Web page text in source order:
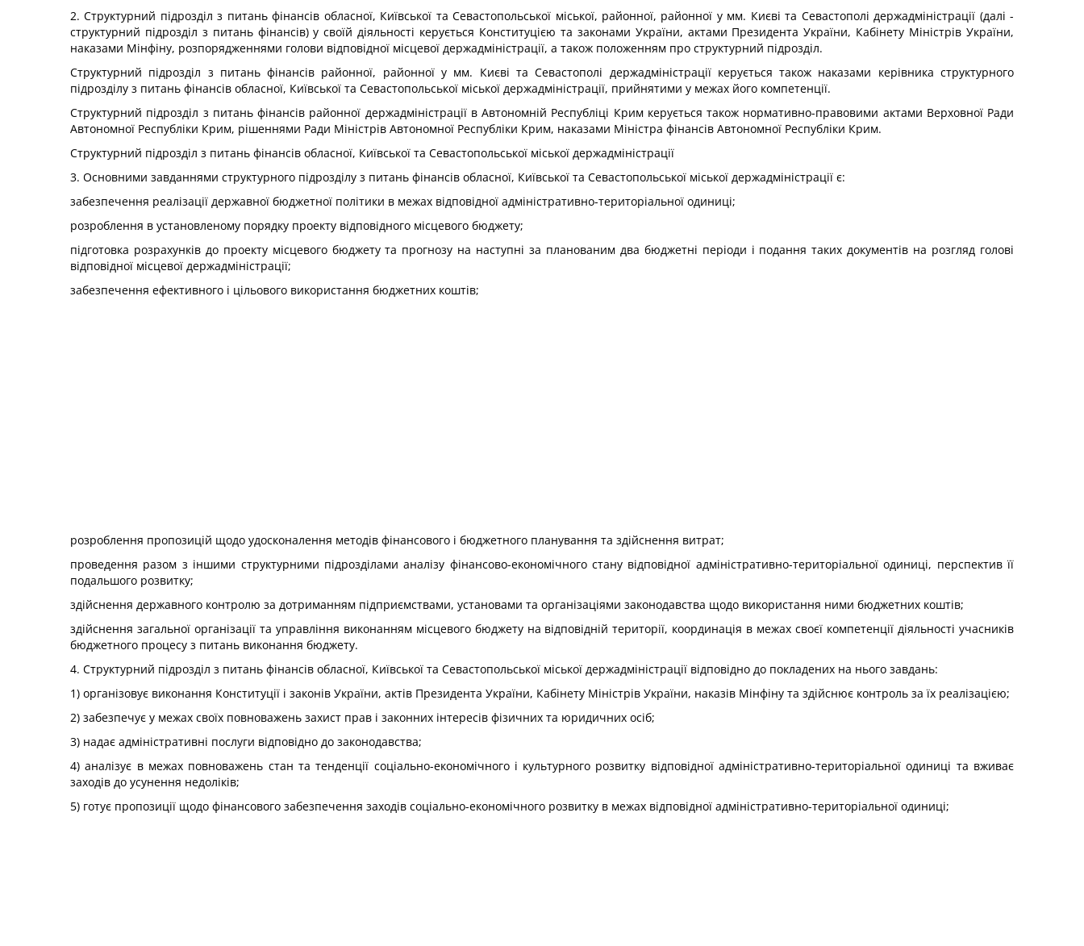
2. Структурний підрозділ з питань фінансів обласної, Київської та Севастопольської міської, районної, районної у мм. Києві та Севастополі держадміністрації (далі -
структурний підрозділ з питань фінансів) у своїй діяльності керується Конституцією та законами України, актами Президента України, Кабінету Міністрів України,
наказами Мінфіну, розпорядженнями голови відповідної місцевої держадміністрації, а також положенням про структурний підрозділ.
Структурний підрозділ з питань фінансів районної, районної у мм. Києві та Севастополі держадміністрації керується також наказами керівника структурного
підрозділу з питань фінансів обласної, Київської та Севастопольської міської держадміністрації, прийнятими у межах його компетенції.
Структурний підрозділ з питань фінансів районної держадміністрації в Автономній Республіці Крим керується також нормативно-правовими актами Верховної Ради
Автономної Республіки Крим, рішеннями Ради Міністрів Автономної Республіки Крим, наказами Міністра фінансів Автономної Республіки Крим.
Структурний підрозділ з питань фінансів обласної, Київської та Севастопольської міської держадміністрації
3. Основними завданнями структурного підрозділу з питань фінансів обласної, Київської та Севастопольської міської держадміністрації є:
забезпечення реалізації державної бюджетної політики в межах відповідної адміністративно-територіальної одиниці;
розроблення в установленому порядку проекту відповідного місцевого бюджету;
підготовка розрахунків до проекту місцевого бюджету та прогнозу на наступні за планованим два бюджетні періоди і подання таких документів на розгляд голові
відповідної місцевої держадміністрації;
забезпечення ефективного і цільового використання бюджетних коштів;
розроблення пропозицій щодо удосконалення методів фінансового і бюджетного планування та здійснення витрат;
проведення разом з іншими структурними підрозділами аналізу фінансово-економічного стану відповідної адміністративно-територіальної одиниці, перспектив її
подальшого розвитку;
здійснення державного контролю за дотриманням підприємствами, установами та організаціями законодавства щодо використання ними бюджетних коштів;
здійснення загальної організації та управління виконанням місцевого бюджету на відповідній території, координація в межах своєї компетенції діяльності учасників
бюджетного процесу з питань виконання бюджету.
4. Структурний підрозділ з питань фінансів обласної, Київської та Севастопольської міської держадміністрації відповідно до покладених на нього завдань:
1) організовує виконання Конституції і законів України, актів Президента України, Кабінету Міністрів України, наказів Мінфіну та здійснює контроль за їх реалізацією;
2) забезпечує у межах своїх повноважень захист прав і законних інтересів фізичних та юридичних осіб;
3) надає адміністративні послуги відповідно до законодавства;
4) аналізує в межах повноважень стан та тенденції соціально-економічного і культурного розвитку відповідної адміністративно-територіальної одиниці та вживає
заходів до усунення недоліків;
5) готує пропозиції щодо фінансового забезпечення заходів соціально-економічного розвитку в межах відповідної адміністративно-територіальної одиниці;